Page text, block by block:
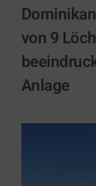
von 9
Anlage